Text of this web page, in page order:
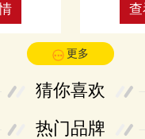
更多
猜你喜欢
热门品牌